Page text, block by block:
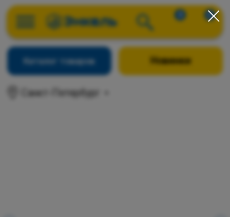
Каталог товаров Новинки
Санкт-Петербург